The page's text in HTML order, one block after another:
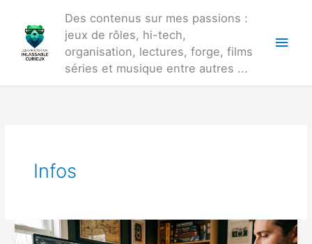
contenu
Des contenus sur mes passions :
jeux de rôles, hi-tech,
organisation, lectures, forge, films
séries et musique entre autres ...
Infos